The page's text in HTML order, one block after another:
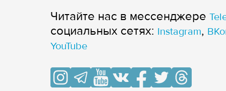
Читайте нас в мессенджере
cоциальных сетях: Instagram,
YouTube